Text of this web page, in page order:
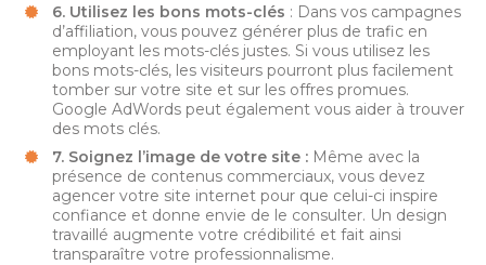
6. Utilisez les bons mots-clés : Dans vos campagnes
d’affiliation, vous pouvez générer plus de trafic en
employant les mots-clés justes. Si vous utilisez les
bons mots-clés, les visiteurs pourront plus facilement
tomber sur votre site et sur les offres promues.
Google AdWords peut également vous aider à trouver
des mots clés.
7. Soignez l’image de votre site : Même avec la
présence de contenus commerciaux, vous devez
agencer votre site internet pour que celui-ci inspire
confiance et donne envie de le consulter. Un design
travaillé augmente votre crédibilité et fait ainsi
transparaître votre professionnalisme.